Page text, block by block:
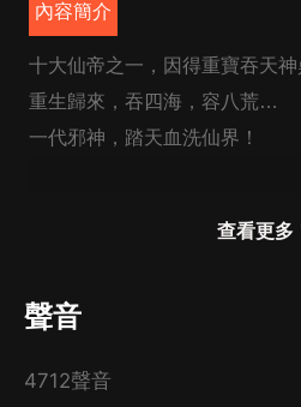
內容簡介
十大仙帝之一，因得重寶吞天
重生歸來，吞四海，容八荒…
一代邪神，踏天血洗仙界！
優雅：旁白
（紫襟劇社）陳生-徐義林
查看更多
聲音
4712聲音